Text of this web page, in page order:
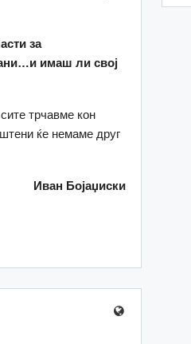
за
имаш ли свој
трчавме кон
ќе немаме друг
Иван Бојаџиски